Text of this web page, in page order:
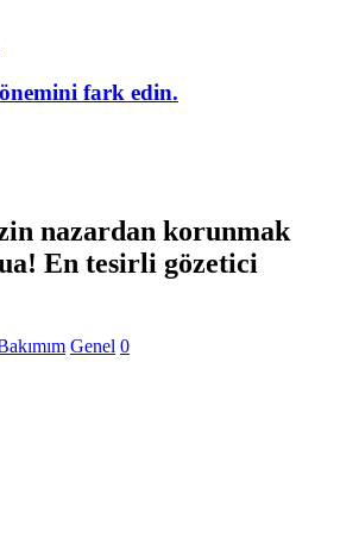
fark edin.
nazardan korunmak
En tesirli gözetici
Genel 0